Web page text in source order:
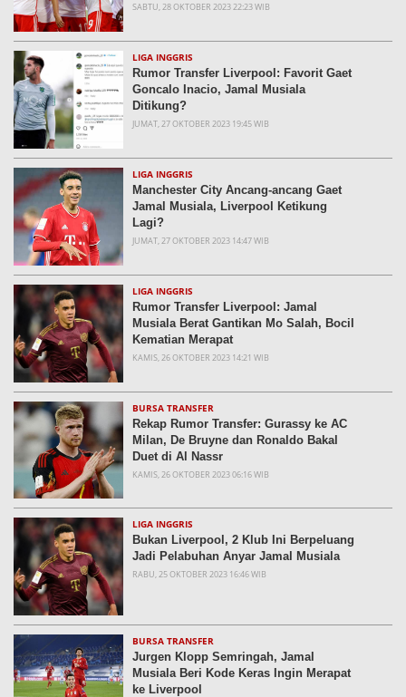
SABTU, 28 OKTOBER 2023 22:23 WIB
LIGA INGGRIS
Rumor Transfer Liverpool: Favorit Gaet
Goncalo Inacio, Jamal Musiala
Ditikung?
JUMAT, 27 OKTOBER 2023 19:45 WIB
LIGA INGGRIS
Manchester City Ancang-ancang Gaet
Jamal Musiala, Liverpool Ketikung
Lagi?
JUMAT, 27 OKTOBER 2023 14:47 WIB
LIGA INGGRIS
Rumor Transfer Liverpool: Jamal
Musiala Berat Gantikan Mo Salah, Bocil
Kematian Merapat
KAMIS, 26 OKTOBER 2023 14:21 WIB
BURSA TRANSFER
Rekap Rumor Transfer: Gurassy ke AC
Milan, De Bruyne dan Ronaldo Bakal
Duet di Al Nassr
KAMIS, 26 OKTOBER 2023 06:16 WIB
LIGA INGGRIS
Bukan Liverpool, 2 Klub Ini Berpeluang
Jadi Pelabuhan Anyar Jamal Musiala
RABU, 25 OKTOBER 2023 16:46 WIB
BURSA TRANSFER
Jurgen Klopp Semringah, Jamal
Musiala Beri Kode Keras Ingin Merapat
ke Liverpool